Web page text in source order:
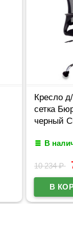
Кресло
сетка
черный
В
10 234₽